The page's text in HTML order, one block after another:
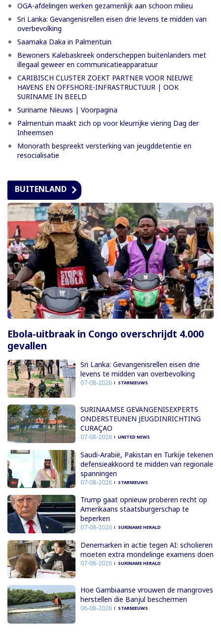
OGA-afdelingen werken gezamenlijk aan schoon milieu
Sri Lanka: Gevangenisrellen eisen drie levens te midden van
overbevolking
Saamaka Daka in Palmentuin
Bewoners Kalebaskreek onderscheppen buitenlanders met
illegaal geweer en communicatieapparatuur
CARIBISCH CLUSTER ZOEKT PARTNER VOOR NIEUWE
HAVENS EN OFFSHORE-INFRASTRUCTUUR | OOK
SURINAME IN BEELD
Suriname Nieuws | Voorpagina
Palmentuin maakt zich op voor kleurrijke viering Dag der
Inheemsen
Monorath bespreekt versterking van jeugddetentie en
resocialisatie
BUITENLAND
Ebola-uitbraak in Congo overschrijdt 4.000
gevallen
Sri Lanka: Gevangenisrellen eisen drie
levens te midden van overbevolking
07-08-2026 STARNIEUWS
SURINAAMSE GEVANGENISEXPERTS
ONDERSTEUNEN JEUGDINRICHTING
CURAÇAO
07-08-2026 UNITED NEWS
Saudi-Arabië, Pakistan en Turkije tekenen
defensieakkoord te midden van regionale
spanningen
07-08-2026 STARNIEUWS
Trump gaat opnieuw proberen recht op
Amerikaans staatsburgerschap te
beperken
07-08-2026 SURINAME HERALD
Denemarken in actie tegen AI: scholieren
moeten extra mondelinge examens doen
07-08-2026 SURINAME HERALD
Hoe Gambiaanse vrouwen de mangroves
herstellen die Banjul beschermen
06-08-2026 STARNIEUWS